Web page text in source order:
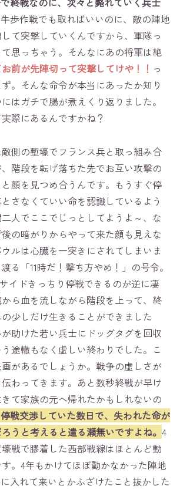
歩作戦でも取ればいいのに、敵の陣地
て突撃していくんですから、軍隊っ
思っちゃう。そんなにあの将軍は絶
前が先陣切って突撃してけや！！ っ
。そんな命令が本当にあったか知り
はガチで腸が煮えくり返りました。
際にあるんですかね？
側の塹壕でフランス兵と取っ組み合
階段を転げ落ちた先でお互い攻撃の
顔を見つめ合うんです。もうすぐ停
さなくていい命を認識しているよう
人でここでじっとしてようよ～、な
の暗がりからやって来た顔も見えな
ルは心臓を一突きにされてしまいま
る「11時だ！撃ち方やめ！」の号令。
イドきっちり停戦できるのが逆に凄
ら血を流しながら階段を上って、終
少しだけ生きることができました
助けた若い兵士にドッグタグを回収
途轍もなく虚しい終わりでした。こ
があるでしょうか。戦争の虚しさが
わってきます。あと数秒終戦が早け
て家族の元へ帰れたかもしれないの
戦交渉していた数日で、失われた命が
うと考えると遣る瀬無いですよね。 4
戦で膠着した西部戦線はほとんど動
。4年もかけてほぼ動かなかった陣地
入れて来いとかふざけたこと抜かした